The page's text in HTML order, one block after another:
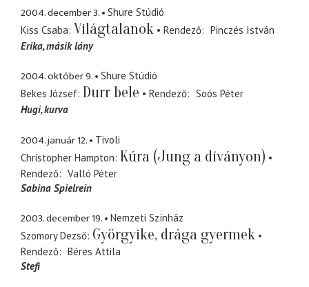
2004. december 3.
Shure Stúdió
Kiss Csaba Világtalanok Rendező
Pinczés István
Erika másik lány
2004. október 9.
Shure Stúdió
Bekes József Durr bele Rendező
Soós Péter
Hugi kurva
2004. január 12.
Tivoli
Christopher Hampton Kúra (Jung a díványon)
Rendező
Valló Péter
Sabina Spielrein
2003. december 19.
Nemzeti Színház
Szomory Dezső Györgyike, drága gyermek
Rendező
Béres Attila
Stefi